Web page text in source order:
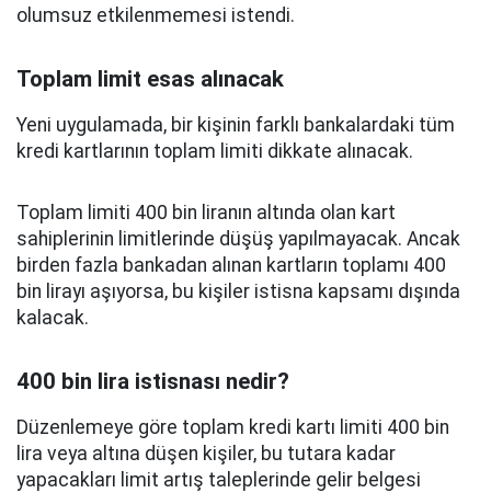
olumsuz etkilenmemesi istendi.
Toplam limit esas alınacak
Yeni uygulamada, bir kişinin farklı bankalardaki tüm
kredi kartlarının toplam limiti dikkate alınacak.
Toplam limiti 400 bin liranın altında olan kart
sahiplerinin limitlerinde düşüş yapılmayacak. Ancak
birden fazla bankadan alınan kartların toplamı 400
bin lirayı aşıyorsa, bu kişiler istisna kapsamı dışında
kalacak.
400 bin lira istisnası nedir?
Düzenlemeye göre toplam kredi kartı limiti 400 bin
lira veya altına düşen kişiler, bu tutara kadar
yapacakları limit artış taleplerinde gelir belgesi